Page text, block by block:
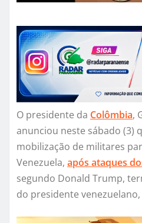
O presidente da Colômbia,
anunciou neste sábado (3)
mobilização de militares
Venezuela, após ataques
segundo Donald Trump,
do presidente venezuelano,